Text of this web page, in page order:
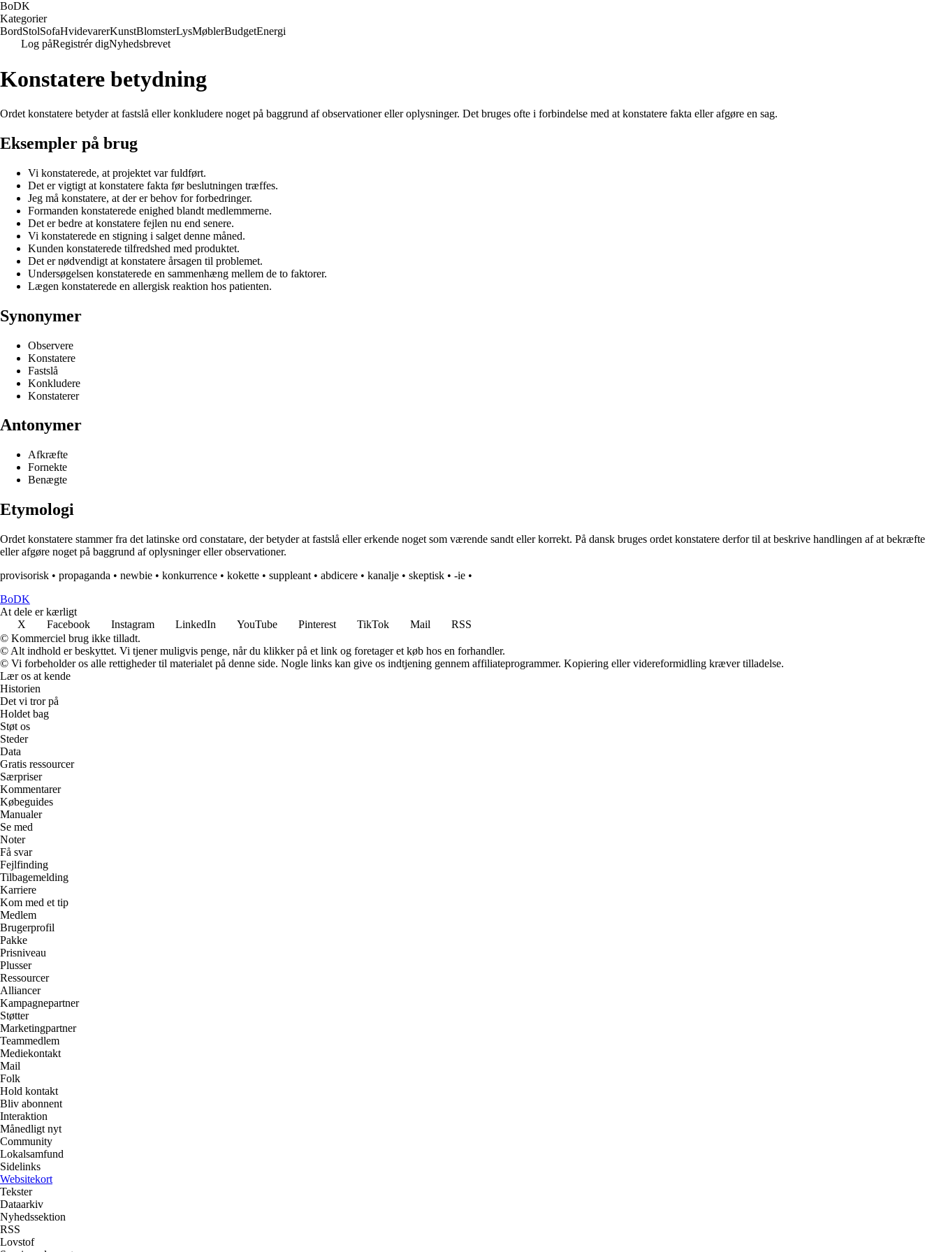
BoDK
Kategorier
BordStolSofaHvidevarerKunstBlomsterLysMøblerBudgetEnergi
Log påRegistrér digNyhedsbrevet
Konstatere betydning
Ordet konstatere betyder at fastslå eller konkludere noget på baggrund af observationer eller oplysninger. Det bruges ofte i forbindelse med at konstatere fakta eller afgøre en sag.
Eksempler på brug
Vi konstaterede, at projektet var fuldført.
Det er vigtigt at konstatere fakta før beslutningen træffes.
Jeg må konstatere, at der er behov for forbedringer.
Formanden konstaterede enighed blandt medlemmerne.
Det er bedre at konstatere fejlen nu end senere.
Vi konstaterede en stigning i salget denne måned.
Kunden konstaterede tilfredshed med produktet.
Det er nødvendigt at konstatere årsagen til problemet.
Undersøgelsen konstaterede en sammenhæng mellem de to faktorer.
Lægen konstaterede en allergisk reaktion hos patienten.
Synonymer
Observere
Konstatere
Fastslå
Konkludere
Konstaterer
Antonymer
Afkræfte
Fornekte
Benægte
Etymologi
Ordet konstatere stammer fra det latinske ord constatare, der betyder at fastslå eller erkende noget som værende sandt eller korrekt. På dansk bruges ordet konstatere derfor til at beskrive handlingen af at bekræfte
eller afgøre noget på baggrund af oplysninger eller observationer.
provisorisk • propaganda • newbie • konkurrence • kokette • suppleant • abdicere • kanalje • skeptisk • -ie •
BoDK
At dele er kærligt
X
Facebook Instagram LinkedIn YouTube Pinterest TikTok Mail
RSS
© Kommerciel brug ikke tilladt.
© Alt indhold er beskyttet. Vi tjener muligvis penge, når du klikker på et link og foretager et køb hos en forhandler.
© Vi forbeholder os alle rettigheder til materialet på denne side. Nogle links kan give os indtjening gennem affiliateprogrammer. Kopiering eller videreformidling kræver tilladelse.
Lær os at kende
Historien
Det vi tror på
Holdet bag
Støt os
Steder
Data
Gratis ressourcer
Særpriser
Kommentarer
Købeguides
Manualer
Se med
Noter
Få svar
Fejlfinding
Tilbagemelding
Karriere
Kom med et tip
Medlem
Brugerprofil
Pakke
Prisniveau
Plusser
Ressourcer
Alliancer
Kampagnepartner
Støtter
Marketingpartner
Teammedlem
Mediekontakt
Mail
Folk
Hold kontakt
Bliv abonnent
Interaktion
Månedligt nyt
Community
Lokalsamfund
Sidelinks
Websitekort
Tekster
Dataarkiv
Nyhedssektion
RSS
Lovstof